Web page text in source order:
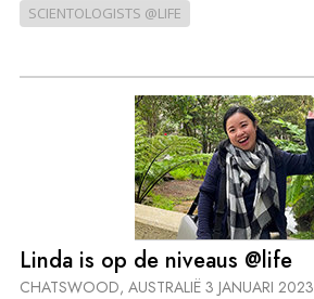
SCIENTOLOGISTS @LIFE
Linda is op de niveaus @life
CHATSWOOD, AUSTRALIË 3 JANUARI 2023